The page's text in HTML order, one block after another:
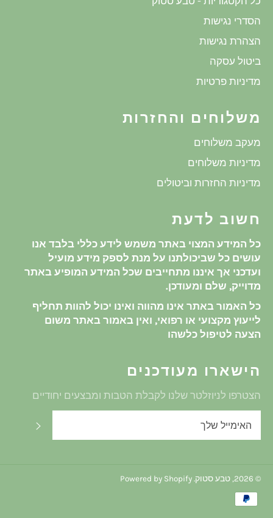
הסדרי נגישות
הצהרת נגישות
ביטול עסקה
מדיניות פרטיות
משלוחים והחזרות
מעקב משלוחים
מדיניות משלוחים
מדיניות החזרות וביטולים
חשוב לדעת
כל המידע המצוי באתר משמש לידע כללי בלבד אנו
עושים כל שביכולתנו על מנת לספק מידע מועיל
ועדכני אך איננו מתחייבים שכל המידע המופיע באתר
מדוייק, שלם ומעודכן.
כל האמור באתר אינו מהווה ואינו יכול להוות תחליף
לייעוץ מקצועי או רפואי, ואין באמור באתר משום
הצעה לטיפול כלשהו
הישארו מעודכנים
הצטרפו לניוזלטר שלנו לקבלת הטבות ומבצעים יחודיים
© 2026, טבע סטוק. Powered by Shopify
שיטת
תשלום